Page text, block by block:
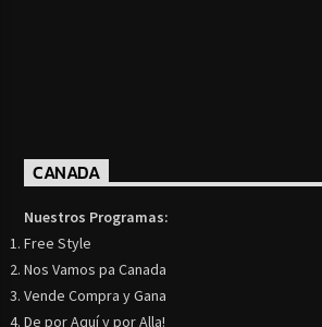
CANADA
Nuestros Programas:
Free Style
Nos Vamos pa Canada
Vende Compra y Gana
De por Aquí y por Alla!